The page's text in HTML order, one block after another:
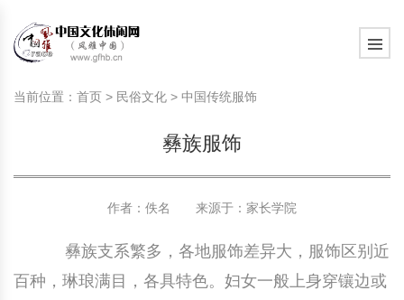
旅游民俗文化动态
中国民俗史话
中国民俗信仰
中国古代休闲文化
国外民俗趣谈
中国传统节日
中国生肖文化
中国饮食文化
刺绣
中国民间故事
中国周易文化
国外神秘文化
现代家庭教育知识
艺术百科
旅游民俗文化动态
中国民俗史话
中国民俗信仰
中国古代休闲文化
国外民俗趣谈
中国传统节日
中国生肖文化
中国饮食文化
刺绣
中国民间故事
中国周易文化
国外神秘文化
现代家庭教育知识
艺术百科
当前位置： 首页 > 民俗文化 > 中国传统服饰
彝族服饰
作者：佚名 来源于： 家长学院
彝族支系繁多，各地服饰差异大，服饰区别近
百种，琳琅满目，各具特色。妇女一般上身穿镶边或